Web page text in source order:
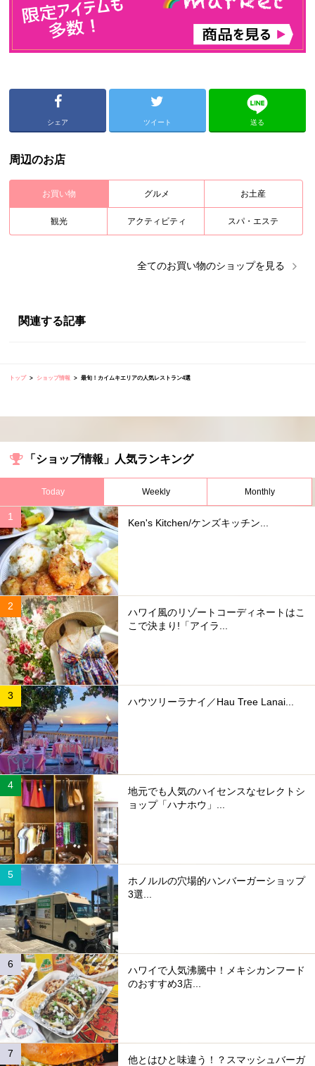
シェア ツイート 送る
周辺のお店
お買い物 グルメ お土産
観光 アクティビティ スパ・エステ
全てのお買い物のショップを見る
関連する記事
トップ ショップ情報 最旬！カイムキエリアの人気レストラン4選
「ショップ情報」人気ランキング
Today Weekly Monthly
Ken's Kitchen/ケンズキッチン...
ハワイ風のリゾートコーディネートはこ
こで決まり!「アイラ...
ハウツリーラナイ／Hau Tree Lanai...
地元でも人気のハイセンスなセレクトシ
ョップ「ハナホウ」...
ホノルルの穴場的ハンバーガーショップ
3選...
ハワイで人気沸騰中！メキシカンフード
のおすすめ3店...
他とはひと味違う！？スマッシュバーガ